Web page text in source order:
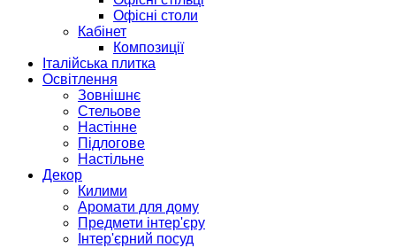
Офісні столи
Кабінет
Композиції
Італійська плитка
Освітлення
Зовнішнє
Стельове
Настінне
Підлогове
Настільне
Декор
Килими
Аромати для дому
Предмети інтер'єру
Інтер'єрний посуд